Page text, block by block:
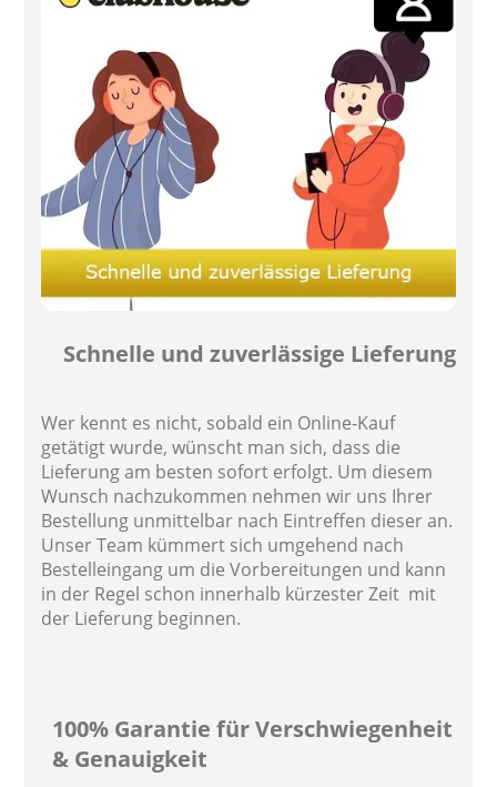
Schnelle und zuverlässige Lieferung
Wer kennt es nicht, sobald ein Online-Kauf
getätigt wurde, wünscht man sich, dass die
Lieferung am besten sofort erfolgt. Um diesem
Wunsch nachzukommen nehmen wir uns Ihrer
Bestellung unmittelbar nach Eintreffen dieser an.
Unser Team kümmert sich umgehend nach
Bestelleingang um die Vorbereitungen und kann
in der Regel schon innerhalb kürzester Zeit mit
der Lieferung beginnen.
100% Garantie für Verschwiegenheit
& Genauigkeit